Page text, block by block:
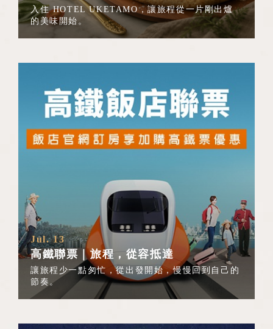
入住 HOTEL UKETAMO，讓旅程從一片剛出爐
的美味開始。
Jul. 13
高鐵聯票｜旅程，從容抵達
讓旅程少一點匆忙，從出發開始，慢慢回到自己的
節奏。